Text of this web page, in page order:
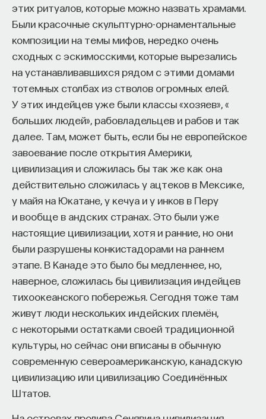
этих ритуалов, которые можно назвать храмами.
Были красочные скульптурно-орнаментальные
композиции на темы мифов, нередко очень
сходных с эскимосскими, которые вырезались
на устанавливавшихся рядом с этими домами
тотемных столбах из стволов огромных елей.
У этих индейцев уже были классы «хозяев», «
больших людей», рабовладельцев и рабов и так
далее. Там, может быть, если бы не европейское
завоевание после открытия Америки,
цивилизация и сложилась бы так же как она
действительно сложилась у ацтеков в Мексике,
у майя на Юкатане, у кечуа и у инков в Перу
и вообще в андских странах. Это были уже
настоящие цивилизации, хотя и ранние, но они
были разрушены конкистадорами на раннем
этапе. В Канаде это было бы медленнее, но,
наверное, сложилась бы цивилизация индейцев
тихоокеанского побережья. Сегодня тоже там
живут люди нескольких индейских племён,
с некоторыми остатками своей традиционной
культуры, но сейчас они вписаны в обычную
современную североамериканскую, канадскую
цивилизацию или цивилизацию Соединённых
Штатов.